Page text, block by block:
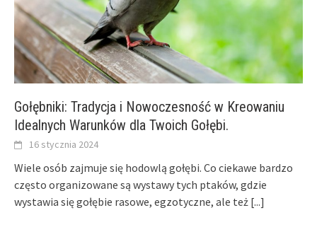
Gołębniki: Tradycja i Nowoczesność w Kreowaniu
Idealnych Warunków dla Twoich Gołębi.
16 stycznia 2024
Wiele osób zajmuje się hodowlą gołębi. Co ciekawe bardzo
często organizowane są wystawy tych ptaków, gdzie
wystawia się gołębie rasowe, egzotyczne, ale też [...]